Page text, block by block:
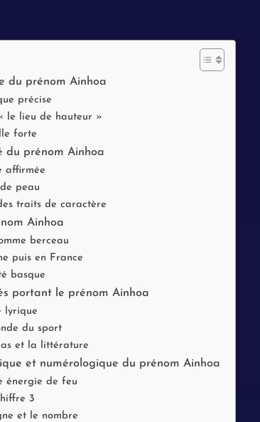
du prénom Ainhoa
précise
le lieu de hauteur »
forte
du prénom Ainhoa
affirmée
peau
traits de caractère
Ainhoa
berceau
puis en France
basque
portant le prénom Ainhoa
lyrique
du sport
et la littérature
et numérologique du prénom Ainhoa
énergie de feu
3
et le nombre